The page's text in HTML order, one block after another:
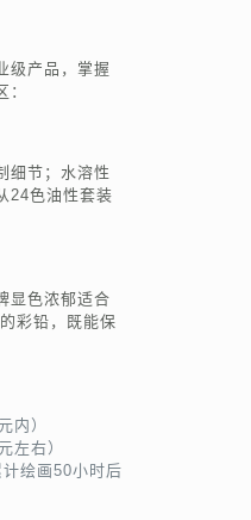
级产品，掌握
细节；水溶性
24色油性套装
显色浓郁适合
彩铅，既能保
内）
左右）
绘画50小时后